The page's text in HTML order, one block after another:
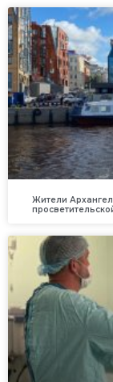
Жители